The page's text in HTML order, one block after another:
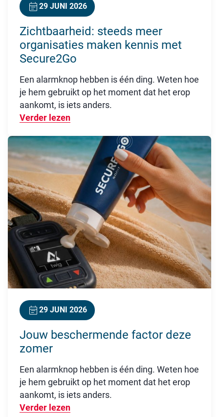
29 JUNI 2026
Zichtbaarheid: steeds meer
organisaties maken kennis met
Secure2Go
Een alarmknop hebben is één ding. Weten hoe
je hem gebruikt op het moment dat het erop
aankomt, is iets anders.
Verder lezen
29 JUNI 2026
Jouw beschermende factor deze
zomer
Een alarmknop hebben is één ding. Weten hoe
je hem gebruikt op het moment dat het erop
aankomt, is iets anders.
Verder lezen